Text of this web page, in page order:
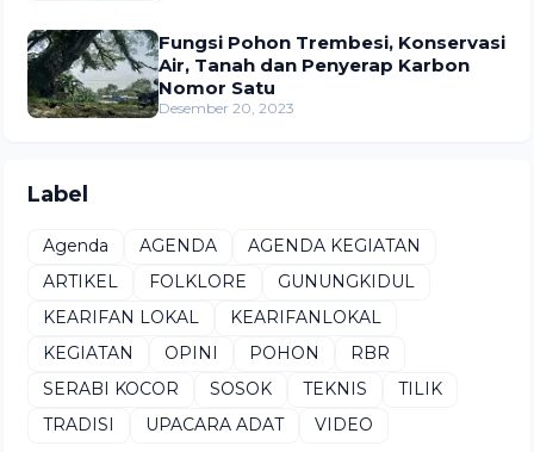
Fungsi Pohon Trembesi, Konservasi
Air, Tanah dan Penyerap Karbon
Nomor Satu
Desember 20, 2023
Label
Agenda AGENDA
AGENDA KEGIATAN
ARTIKEL
FOLKLORE
GUNUNGKIDUL
KEARIFAN LOKAL
KEARIFANLOKAL
KEGIATAN
OPINI POHON
RBR
SERABI KOCOR
SOSOK TEKNIS
TILIK
TRADISI
UPACARA ADAT VIDEO